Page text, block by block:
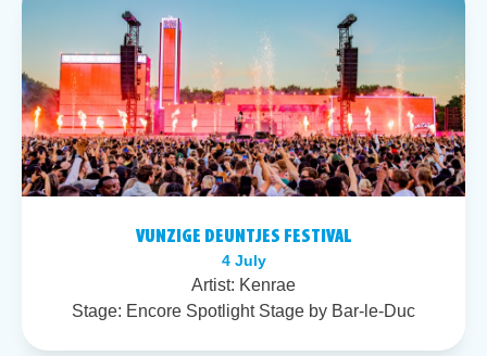
VUNZIGE DEUNTJES FESTIVAL
4 July
Artist: Kenrae
Stage: Encore Spotlight Stage by Bar-le-Duc